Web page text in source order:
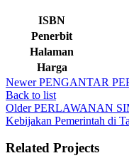
ISBN
Penerbit
Halaman
Harga
Newer PENGANTAR
Back to list
Older PERLAWANAN
Kebijakan Pemerintah di
Related Projects